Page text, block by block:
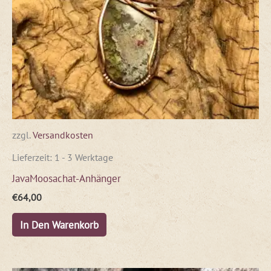
zzgl.Versandkosten
Lieferzeit: 1 - 3 Werktage
JavaMoosachat-Anhänger
€64,00
In Den Warenkorb